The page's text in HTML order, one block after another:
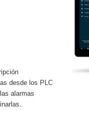
desde los PLC
alarmas